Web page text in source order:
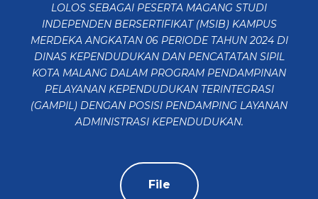
LOLOS SEBAGAI PESERTA MAGANG STUDI
INDEPENDEN BERSERTIFIKAT (MSIB) KAMPUS
MERDEKA ANGKATAN 06 PERIODE TAHUN 2024 DI
DINAS KEPENDUDUKAN DAN PENCATATAN SIPIL
KOTA MALANG DALAM PROGRAM PENDAMPINAN
PELAYANAN KEPENDUDUKAN TERINTEGRASI
(GAMPIL) DENGAN POSISI PENDAMPING LAYANAN
ADMINISTRASI KEPENDUDUKAN.
File